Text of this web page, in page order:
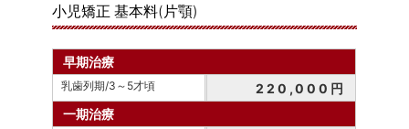
小児矯正 基本料(片顎)
早期治療
乳歯列期/3～5才頃
220,000円
一期治療